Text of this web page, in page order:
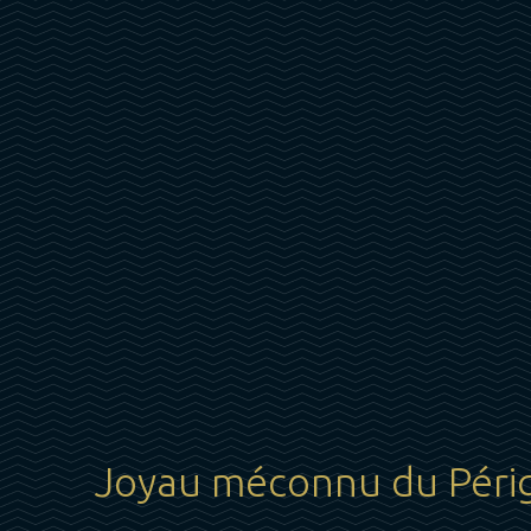
Joyau méconnu du